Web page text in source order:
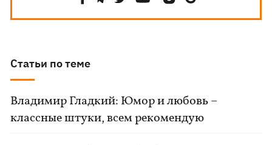
Статьи по теме
Владимир Гладкий: Юмор и любовь –
классные штуки, всем рекомендую